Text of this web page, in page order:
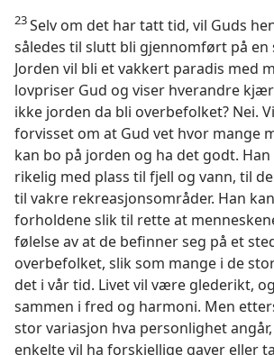
23Selv om det har tatt tid, vil Guds
således til slutt bli gjennomført på en
Jorden vil bli et vakkert paradis med
lovpriser Gud og viser hverandre
ikke jorden da bli overbefolket? Nei.
forvisset om at Gud vet hvor mange
kan bo på jorden og ha det godt.
rikelig med plass til fjell og vann, til
til vakre rekreasjonsområder. Han
forholdene slik til rette at
følelse av at de befinner seg på et
overbefolket, slik som mange i de
det i vår tid. Livet vil være glederikt,
sammen i fred og harmoni. Men
stor variasjon hva personlighet
enkelte vil ha forskjellige gaver eller